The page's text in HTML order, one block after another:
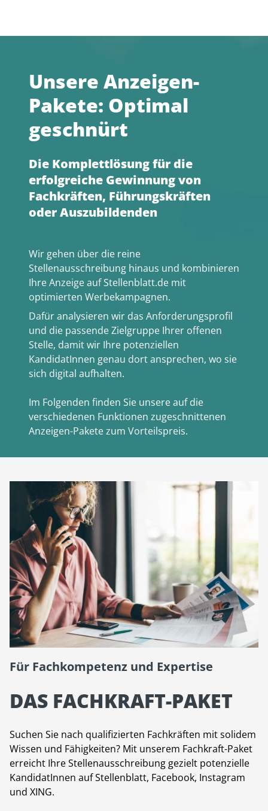
Unsere Anzeigen-
Pakete: Optimal
geschnürt
Die Komplettlösung für die
erfolgreiche Gewinnung von
Fachkräften, Führungskräften
oder Auszubildenden
Wir gehen über die reine
Stellenausschreibung hinaus und kombinieren
Ihre Anzeige auf Stellenblatt.de mit
optimierten Werbekampagnen.
Dafür analysieren wir das Anforderungsprofil
und die passende Zielgruppe Ihrer offenen
Stelle, damit wir Ihre potenziellen
KandidatInnen genau dort ansprechen, wo sie
sich digital aufhalten.
Im Folgenden finden Sie unsere auf die
verschiedenen Funktionen zugeschnittenen
Anzeigen-Pakete zum Vorteilspreis.
Für Fachkompetenz und Expertise
DAS FACHKRAFT-PAKET
Suchen Sie nach qualifizierten Fachkräften mit solidem
Wissen und Fähigkeiten? Mit unserem Fachkraft-Paket
erreicht Ihre Stellenausschreibung gezielt potenzielle
KandidatInnen auf Stellenblatt, Facebook, Instagram
und XING.